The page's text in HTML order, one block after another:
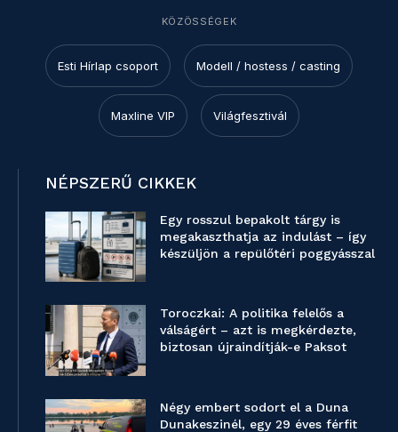
KÖZÖSSÉGEK
Esti Hírlap csoport Modell / hostess / casting
Maxline VIP Világfesztivál
NÉPSZERŰ CIKKEK
Egy rosszul bepakolt tárgy is
megakaszthatja az indulást – így
készüljön a repülőtéri poggyásszal
Toroczkai: A politika felelős a
válságért – azt is megkérdezte,
biztosan újraindítják-e Paksot
Négy embert sodort el a Duna
Dunakeszinél, egy 29 éves férfit